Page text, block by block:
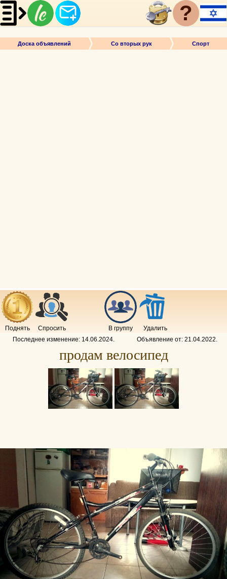
?
Доска объявлений Со вторых рук Спорт
Поднять Спросить В группу
Удалить
Последнее изменение: 14.06.2024. Объявление от: 21.04.2022.
продам велосипед